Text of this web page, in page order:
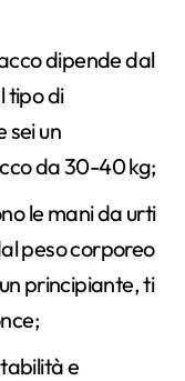
dipende dal
tipo di
sei un
da 30-40 kg;
le mani da urti
peso corporeo
principiante, ti
e